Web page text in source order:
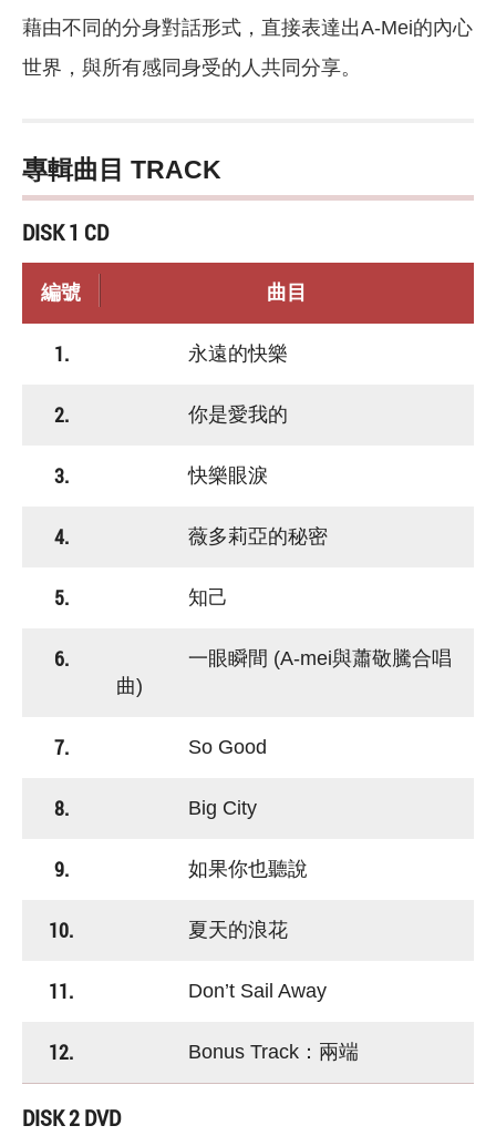
藉由不同的分身對話形式，直接表達出A-Mei的內心
世界，與所有感同身受的人共同分享。
專輯曲目 TRACK
DISK 1 CD
編號 曲目
1. 永遠的快樂
2. 你是愛我的
3. 快樂眼淚
4. 薇多莉亞的秘密
5. 知己
6.
一眼瞬間 (A-mei與蕭敬騰合唱
曲)
7. So Good
8. Big City
9. 如果你也聽說
10. 夏天的浪花
11. Don’t Sail Away
12. Bonus Track：兩端
DISK 2 DVD